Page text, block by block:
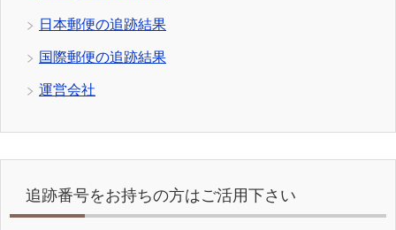
日本郵便の追跡結果
国際郵便の追跡結果
運営会社
追跡番号をお持ちの方はご活用下さい